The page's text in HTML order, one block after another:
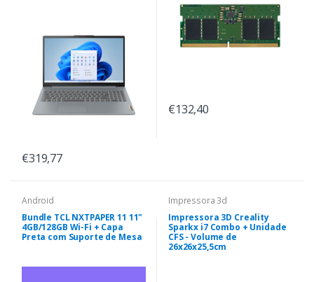
€319,77
€132,40
Android
Bundle TCL NXTPAPER 11 11"
4GB/128GB Wi-Fi + Capa
Preta com Suporte de Mesa
Impressora 3d
Impressora 3D Creality
Sparkx i7 Combo + Unidade
CFS - Volume de
26x26x25,5cm